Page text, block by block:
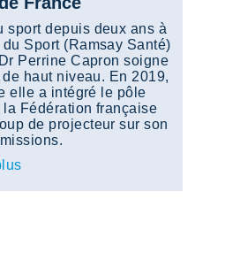
sport depuis deux ans à
Sport (Ramsay Santé)
Perrine Capron soigne
de haut niveau. En 2019,
elle a intégré le pôle
la Fédération française
de projecteur sur son